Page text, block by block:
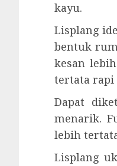
kayu.
Lisplang
bentuk
kesan
tertata rapi
Dapat
menarik.
lebih
Lisplang